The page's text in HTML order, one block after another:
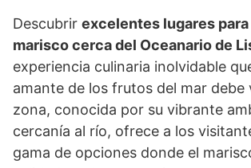
Descubrir excelentes lugares
marisco cerca del Oceanario de
experiencia culinaria inolvidable
amante de los frutos del mar debe
zona, conocida por su vibrante
cercanía al río, ofrece a los
gama de opciones donde el